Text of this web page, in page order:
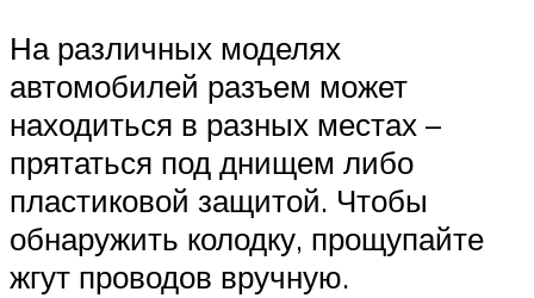
На различных моделях
автомобилей разъем может
находиться в разных местах –
прятаться под днищем либо
пластиковой защитой. Чтобы
обнаружить колодку, прощупайте
жгут проводов вручную.